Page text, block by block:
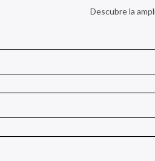
Descubre la